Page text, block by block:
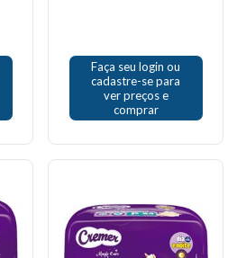
Faça seu login ou
cadastre-se para
ver preços e
comprar